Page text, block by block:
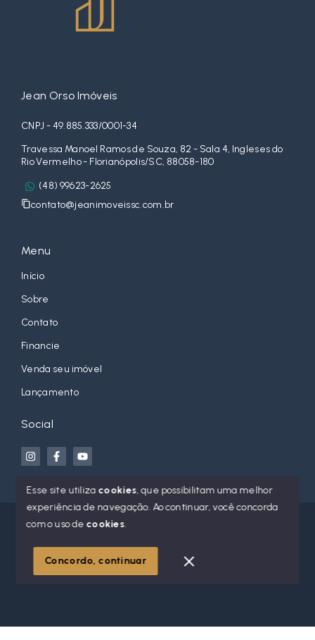
Jean Orso Imóveis
CNPJ - 49.885.333/0001-34
Travessa Manoel Ramos de Souza, 82 - Sala 4, Ingleses do
Rio Vermelho - Florianópolis/SC, 88058-180
(48) 99623-2625
contato@jeanimoveissc.com.br
Menu
Início
Sobre
Contato
Financie
Venda seu imóvel
Lançamento
Social
© Copyright 2026 - Jean Orso Imóveis - Todos os direitos
SITE PARA IMOBILIARIA
Esse site utiliza cookies, que possibilitam uma melhor
experiência de navegação.Ao continuar, você concorda
com o uso de cookies.
Concordo, continuar